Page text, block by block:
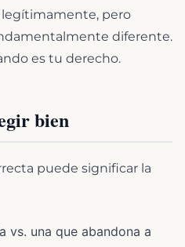
pero
diferente.
es tu derecho.
bien
puede significar la
vs. una que abandona a